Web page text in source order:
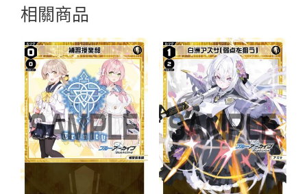
檔
LV1
有
LB」
數
量
相關商品